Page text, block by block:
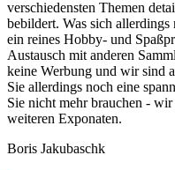
verschiedensten Themen
bebildert. Was sich
ein reines Hobby- und
Austausch mit anderen
keine Werbung und wir sind
Sie allerdings noch eine
Sie nicht mehr brauchen -
weiteren Exponaten.
Boris Jakubaschk